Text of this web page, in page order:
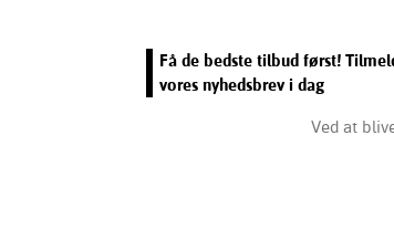
Få de bedste tilbud først!
vores nyhedsbrev i dag
Ved at